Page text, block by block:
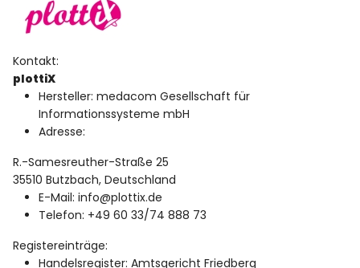
Kontakt:
plottiX
Hersteller: medacom Gesellschaft für
Informationssysteme mbH
Adresse:
R.-Samesreuther-Straße 25
35510 Butzbach, Deutschland
E-Mail: info@plottix.de
Telefon: +49 60 33/74 888 73
Registereinträge:
Handelsregister: Amtsgericht Friedberg